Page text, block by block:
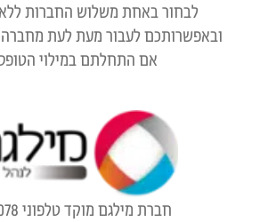
לבחור באחת משלוש החברות
ובאפשרותכם לעבור מעת לעת
אם התחלתם במילוי
חברת מילגם מוקד טלפוני 6078*